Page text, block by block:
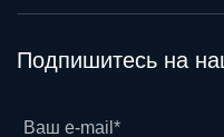
Подпишитесь на
Ваш e-mail*